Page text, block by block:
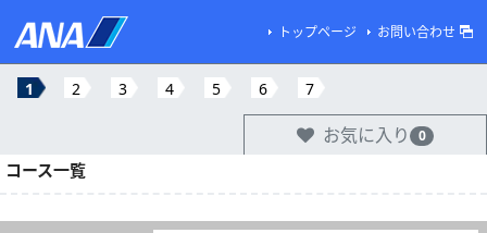
トップページ お問い合わせ
1 2 3 4 5 6 7
お気に入り 0
コース一覧